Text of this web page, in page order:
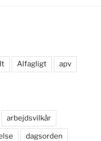
Alfagligt apv
arbejdsvilkår
dagsorden